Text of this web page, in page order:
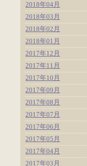
2018年04月
2018年03月
2018年02月
2018年01月
2017年12月
2017年11月
2017年10月
2017年09月
2017年08月
2017年07月
2017年06月
2017年05月
2017年04月
2017年03月